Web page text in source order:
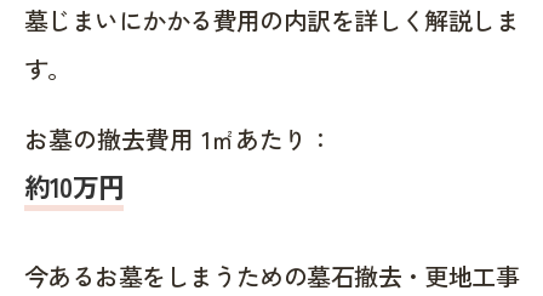
墓じまいにかかる費用の内訳を詳しく解説しま
す。
お墓の撤去費用 1㎡あたり：
約10万円
今あるお墓をしまうための墓石撤去・更地工事